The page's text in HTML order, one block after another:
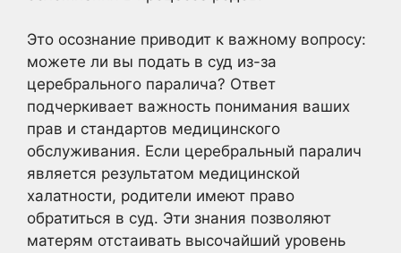
Это осознание приводит к важному вопросу:
можете ли вы подать в суд из-за
церебрального паралича? Ответ
подчеркивает важность понимания ваших
прав и стандартов медицинского
обслуживания. Если церебральный паралич
является результатом медицинской
халатности, родители имеют право
обратиться в суд. Эти знания позволяют
матерям отстаивать высочайший уровень